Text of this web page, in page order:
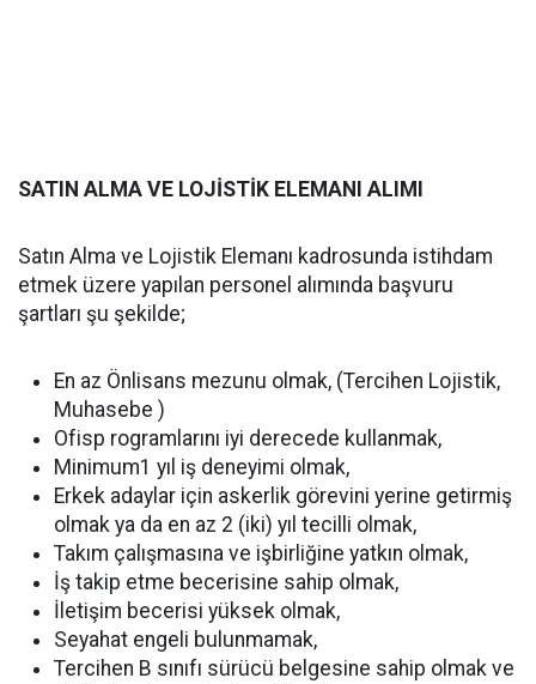
SATIN ALMA VE LOJİSTİK ELEMANI ALIMI
Satın Alma ve Lojistik Elemanı kadrosunda istihdam
etmek üzere yapılan personel alımında başvuru
şartları şu şekilde;
En az Önlisans mezunu olmak, (Tercihen Lojistik,
Muhasebe )
Ofisp rogramlarını iyi derecede kullanmak,
Minimum1 yıl iş deneyimi olmak,
Erkek adaylar için askerlik görevini yerine getirmiş
olmak ya da en az 2 (iki) yıl tecilli olmak,
Takım çalışmasına ve işbirliğine yatkın olmak,
İş takip etme becerisine sahip olmak,
İletişim becerisi yüksek olmak,
Seyahat engeli bulunmamak,
Tercihen B sınıfı sürücü belgesine sahip olmak ve